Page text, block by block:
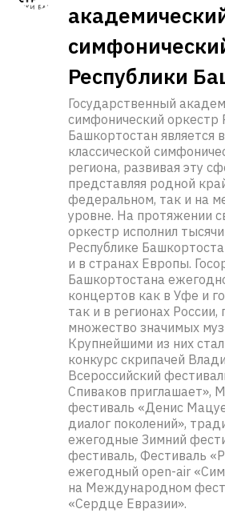
Республики
Государственный
симфонический оркестр
Башкортостан является
классической
региона, развивая эту
представляя родной
федеральном, так и на
уровне. На протяжении
оркестр исполнил
Республике
и в странах Европы.
Башкортостана
концертов как в Уфе и
так и в регионах России,
множество значимых
Крупнейшими из них
конкурс скрипачей
Всероссийский
Спиваков приглашает»,
фестиваль «Денис
диалог поколений»,
ежегодные Зимний
фестиваль, Фестиваль
ежегодный open-air
на Международном
«Сердце Евразии».